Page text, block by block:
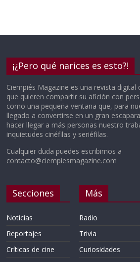
¡¿Pero qué narices es esto?!
Ciempiés Magazine es una revista digital
que quieren compartir su afición con
como una pequeña ventana que, para
llegado a convertirse en un gran
hacer llegar a más personas nuestro
inquietudes cinéfilas y seriéfilas.
Cualquier duda puedes escribirnos a
contacto@ciempiesmagazine.com
Secciones
Noticias
Reportajes
Críticas de cine
Más
Radio
Trivia
Curiosidades